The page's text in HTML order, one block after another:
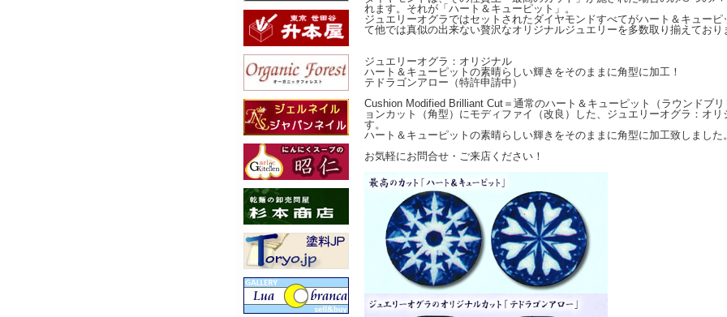
れます。それが「ハート＆キューピット」。
ジュエリーオグラではセットされたダイヤモンドすべてがハート＆キューピ
て他では真似の出来ない贅沢なオリジナルジュエリーを多数取り揃えており
ジュエリーオグラ：オリジナル
ハート＆キューピットの素晴らしい輝きをそのままに角型に加工！
テドラゴンアロー（特許申請中）
Cushion Modified Brilliant Cut＝通常のハート＆キューピット（ラウンドブ
ョンカット（角型）にモディファイ（改良）した、ジュエリーオグラ：オ
す。
ハート＆キューピットの素晴らしい輝きをそのままに角型に加工致しました。
お気軽にお問合せ・ご来店ください！